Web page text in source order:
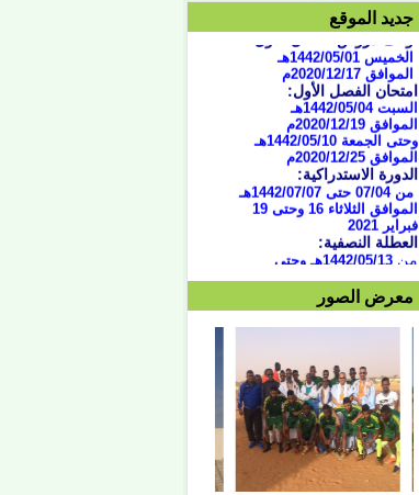
جديد الموقع
الموافق 2020/09/21
توقف دروس الفصل الأول:
الخميس 1442/05/01هـ
الموافق 2020/12/17م
امتحان الفصل الأول:
السبت 1442/05/04هـ
الموافق 2020/12/19م
وحتى الجمعة 1442/05/10هـ
الموافق 2020/12/25م
الدورة الاستدراكية:
من 07/04 حتى 1442/07/07هـ
الموافق الثلاثاء 16 وحتى 19
فبراير 2021
العطلة النصفية:
من
1442/05/13هـ وحتى
1442/05/27هـ
الموافق 2020/12/28م حتى
2021/10/01م
الفصل الثاني:
بداية المحاضرات:
الموافق 2021/01/11م
توقف دروس الفصل الثاني:
الأربعاء 1442/08/25هـ
الموافق 2021/04/07م
امتحان الفصل الثاني:
السبت 08/28 وحتى
1442/09/03هـ
الموافق 04/10 وحتى
معرض الصور